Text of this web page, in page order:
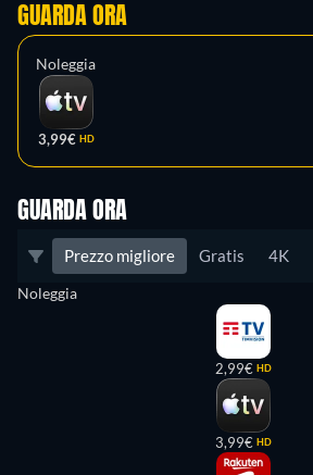
GUARDA ORA
Noleggia
3,99€ HD
GUARDA ORA
Prezzo migliore Gratis 4K
Noleggia
2,99€ HD
3,99€ HD